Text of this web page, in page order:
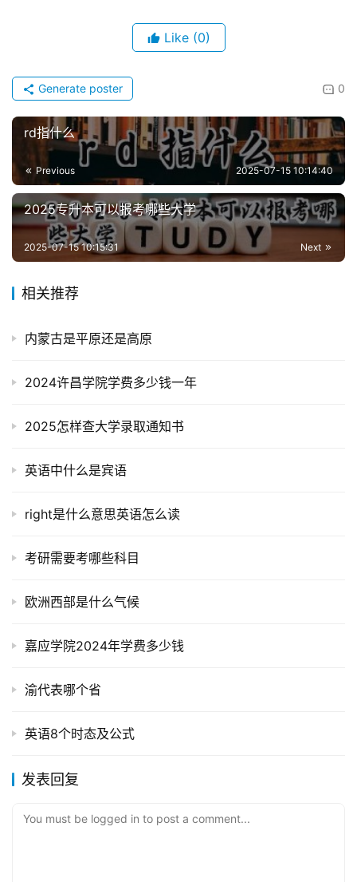
Like (0)
0
Generate poster
rd指什么
Previous 2025-07-15 10:14:40
2025专升本可以报考哪些大学
Next
2025-07-15 10:15:31
相关推荐
内蒙古是平原还是高原
2024许昌学院学费多少钱一年
2025怎样查大学录取通知书
英语中什么是宾语
right是什么意思英语怎么读
考研需要考哪些科目
欧洲西部是什么气候
嘉应学院2024年学费多少钱
渝代表哪个省
英语8个时态及公式
发表回复
You must be logged in to post a comment...